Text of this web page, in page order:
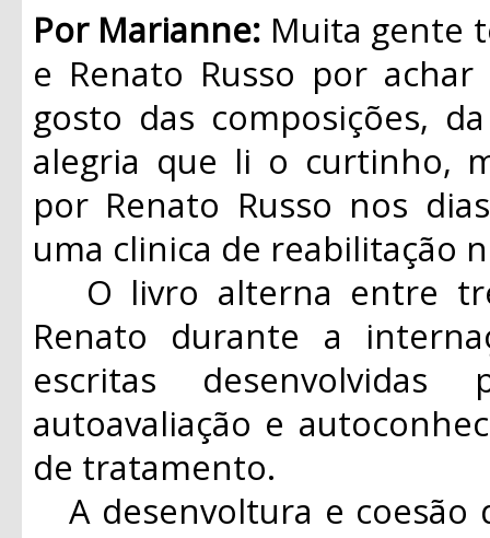
Por Marianne: Muita gente
e Renato Russo por achar
gosto das composições,
alegria que li o curtinho,
por Renato Russo nos
uma clinica de reabilitação
O livro alterna entre
Renato durante a
escritas
autoavaliação e
de tratamento.
A desenvoltura e coesão